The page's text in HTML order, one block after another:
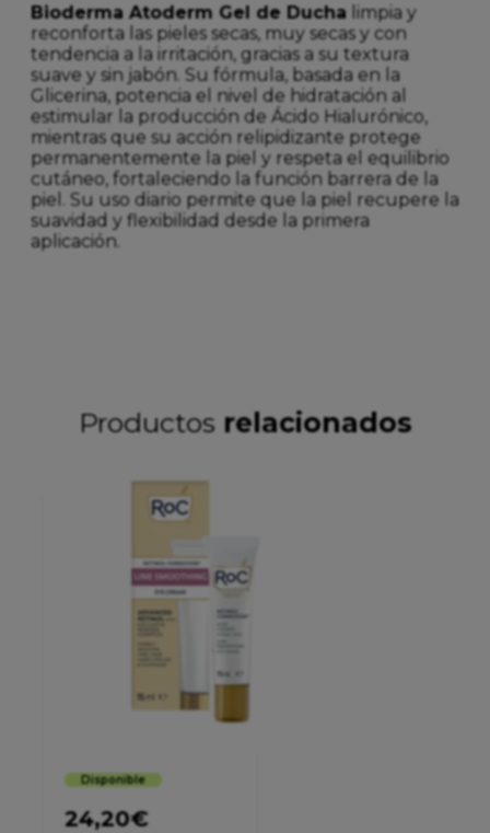
Bioderma Atoderm Gel de Ducha limpia y
reconforta las pieles secas, muy secas y con
tendencia a la irritación, gracias a su textura
suave y sin jabón. Su fórmula, basada en la
Glicerina, potencia el nivel de hidratación al
estimular la producción de Ácido Hialurónico,
mientras que su acción relipidizante protege
permanentemente la piel y respeta el equilibrio
cutáneo, fortaleciendo la función barrera de la
piel. Su uso diario permite que la piel recupere la
suavidad y flexibilidad desde la primera
aplicación.
Productos relacionados
Disponible
24,20€